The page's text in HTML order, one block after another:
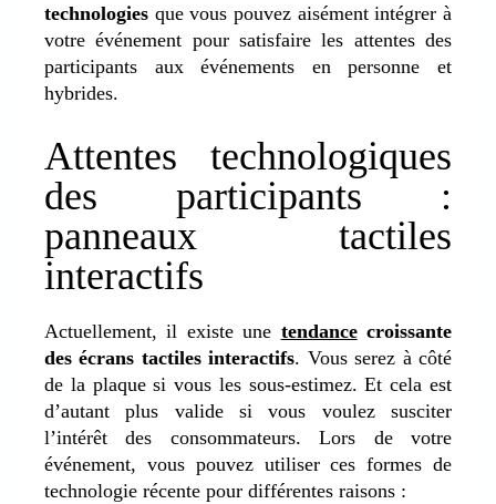
technologies que vous pouvez aisément intégrer à
votre événement pour satisfaire les attentes des
participants aux événements en personne et
hybrides.
Attentes technologiques
des participants :
panneaux tactiles
interactifs
Actuellement, il existe une tendancecroissante
des écrans tactiles interactifs. Vous serez à côté
de la plaque si vous les sous-estimez. Et cela est
d’autant plus valide si vous voulez susciter
l’intérêt des consommateurs. Lors de votre
événement, vous pouvez utiliser ces formes de
technologie récente pour différentes raisons :